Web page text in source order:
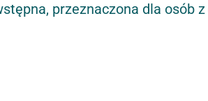
przeznaczona dla osób